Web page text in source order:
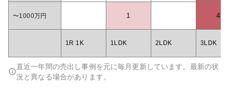
〜1000万円 1 4
1R 1K 1LDK 2LDK 3LDK
直近一年間の売出し事例を元に毎月更新しています。最新の状
況と異なる場合があります。